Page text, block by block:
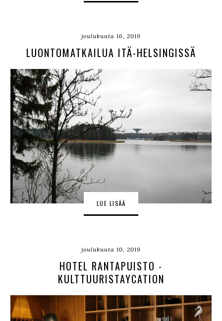
joulukuuta 16, 2019
LUONTOMATKAILUA ITÄ-HELSINGISSÄ
LUE LISÄÄ
joulukuuta 10, 2019
HOTEL RANTAPUISTO -
KULTTUURISTAYCATION